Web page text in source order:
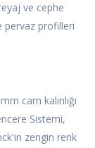
ve cephe
pervaz profilleri
cam kalınlığı
Sistemi,
zengin renk